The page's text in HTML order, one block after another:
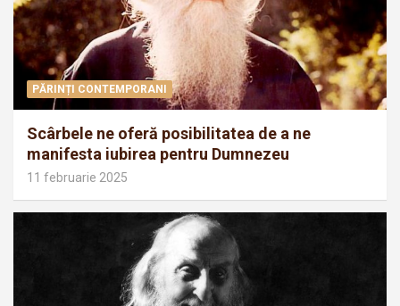
PĂRINȚI CONTEMPORANI
Scârbele ne oferă posibilitatea de a ne
manifesta iubirea pentru Dumnezeu
11 februarie 2025